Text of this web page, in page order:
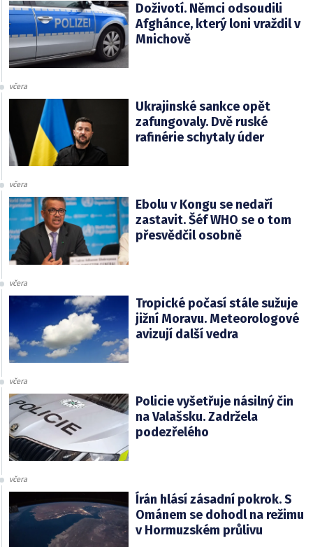
Doživotí. Němci odsoudili
Afghánce, který loni vraždil v
Mnichově
včera
Ukrajinské sankce opět
zafungovaly. Dvě ruské
rafinérie schytaly úder
včera
Ebolu v Kongu se nedaří
zastavit. Šéf WHO se o tom
přesvědčil osobně
včera
Tropické počasí stále sužuje
jižní Moravu. Meteorologové
avizují další vedra
včera
Policie vyšetřuje násilný čin
na Valašsku. Zadržela
podezřelého
včera
Írán hlásí zásadní pokrok. S
Ománem se dohodl na režimu
v Hormuzském průlivu